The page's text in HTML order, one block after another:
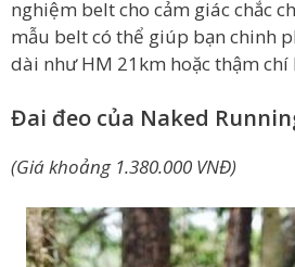
nghiệm belt cho cảm giác chắc
mẫu belt có thể giúp bạn chinh
dài như HM 21km hoặc thậm chí
Đai đeo của Naked
(Giá khoảng 1.380.000 VNĐ)